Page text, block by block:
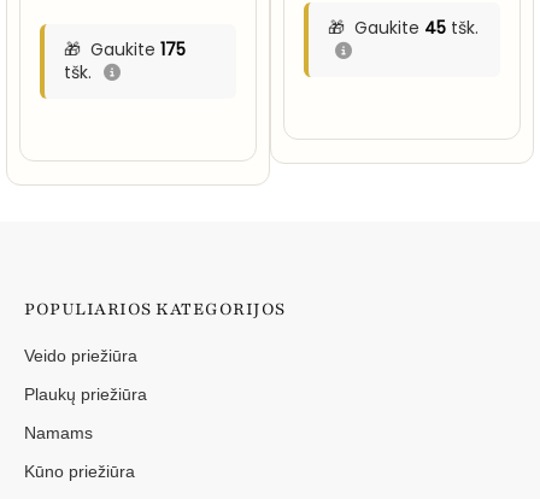
through
€35,00
Gaukite 175
tšk.
Gaukite 45tšk.
POPULIARIOS KATEGORIJOS
Veido priežiūra
Plaukų priežiūra
Namams
Kūno priežiūra